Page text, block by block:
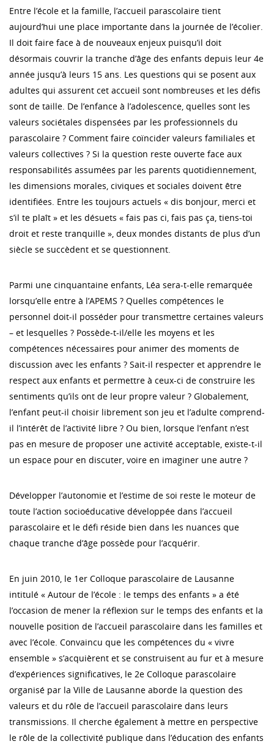
Entre l’école et la famille, l’accueil parascolaire tient
aujourd’hui une place importante dans la journée de l’écolier.
Il doit faire face à de nouveaux enjeux puisqu’il doit
désormais couvrir la tranche d’âge des enfants depuis leur 4e
année jusqu’à leurs 15 ans. Les questions qui se posent aux
adultes qui assurent cet accueil sont nombreuses et les défis
sont de taille. De l’enfance à l’adolescence, quelles sont les
valeurs sociétales dispensées par les professionnels du
parascolaire ? Comment faire coïncider valeurs familiales et
valeurs collectives ? Si la question reste ouverte face aux
responsabilités assumées par les parents quotidiennement,
les dimensions morales, civiques et sociales doivent être
identifiées. Entre les toujours actuels « dis bonjour, merci et
s’il te plaît » et les désuets « fais pas ci, fais pas ça, tiens-toi
droit et reste tranquille », deux mondes distants de plus d’un
siècle se succèdent et se questionnent.
Parmi une cinquantaine enfants, Léa sera-t-elle remarquée
lorsqu’elle entre à l’APEMS ? Quelles compétences le
personnel doit-il posséder pour transmettre certaines valeurs
– et lesquelles ? Possède-t-il/elle les moyens et les
compétences nécessaires pour animer des moments de
discussion avec les enfants ? Sait-il respecter et apprendre le
respect aux enfants et permettre à ceux-ci de construire les
sentiments qu’ils ont de leur propre valeur ? Globalement,
l’enfant peut-il choisir librement son jeu et l’adulte comprend-
il l’intérêt de l’activité libre ? Ou bien, lorsque l’enfant n’est
pas en mesure de proposer une activité acceptable, existe-t-il
un espace pour en discuter, voire en imaginer une autre ?
Développer l’autonomie et l’estime de soi reste le moteur de
toute l’action socioéducative développée dans l’accueil
parascolaire et le défi réside bien dans les nuances que
chaque tranche d’âge possède pour l’acquérir.
En juin 2010, le 1er Colloque parascolaire de Lausanne
intitulé « Autour de l’école : le temps des enfants » a été
l’occasion de mener la réflexion sur le temps des enfants et la
nouvelle position de l’accueil parascolaire dans les familles et
avec l’école. Convaincu que les compétences du « vivre
ensemble » s’acquièrent et se construisent au fur et à mesure
d’expériences significatives, le 2e Colloque parascolaire
organisé par la Ville de Lausanne aborde la question des
valeurs et du rôle de l’accueil parascolaire dans leurs
transmissions. Il cherche également à mettre en perspective
le rôle de la collectivité publique dans l’éducation des enfants